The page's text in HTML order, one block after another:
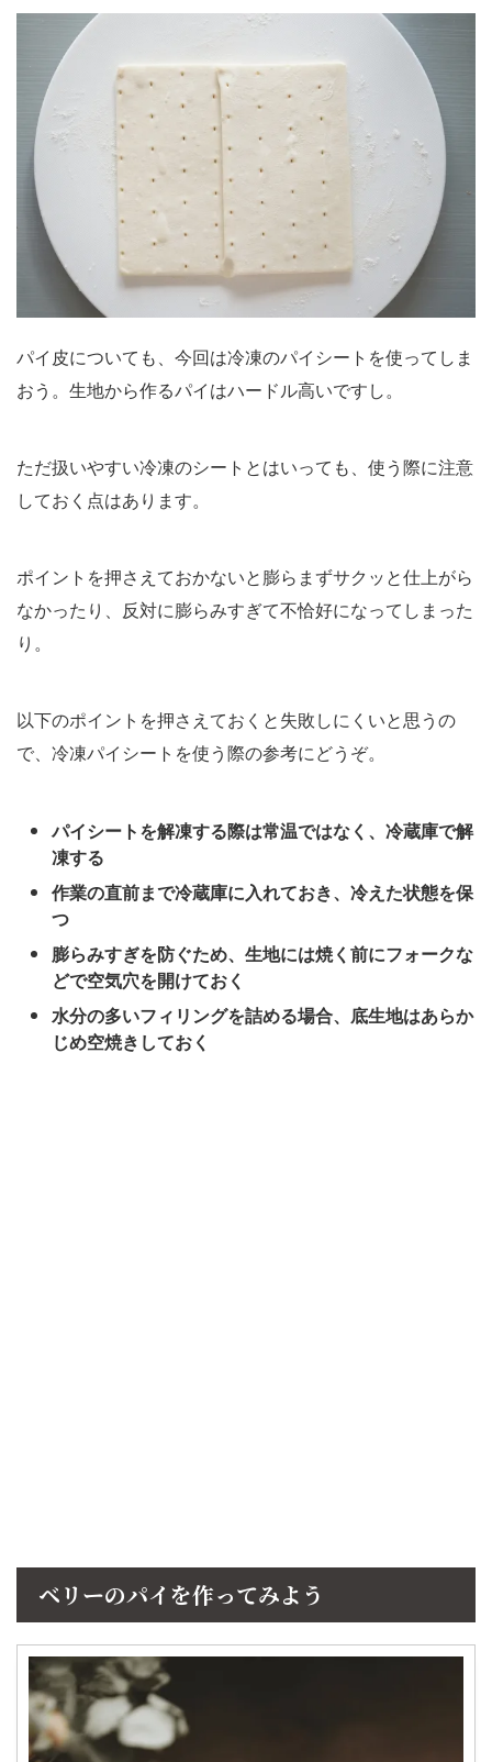
パイ皮についても、今回は冷凍のパイシートを使ってしま
おう。生地から作るパイはハードル高いですし。
ただ扱いやすい冷凍のシートとはいっても、使う際に注意
しておく点はあります。
ポイントを押さえておかないと膨らまずサクッと仕上がら
なかったり、反対に膨らみすぎて不恰好になってしまった
り。
以下のポイントを押さえておくと失敗しにくいと思うの
で、冷凍パイシートを使う際の参考にどうぞ。
パイシートを解凍する際は常温ではなく、冷蔵庫で解
凍する
作業の直前まで冷蔵庫に入れておき、冷えた状態を保
つ
膨らみすぎを防ぐため、生地には焼く前にフォークな
どで空気穴を開けておく
水分の多いフィリングを詰める場合、底生地はあらか
じめ空焼きしておく
ベリーのパイを作ってみよう